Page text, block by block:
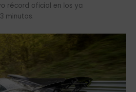
récord oficial en los ya
minutos.